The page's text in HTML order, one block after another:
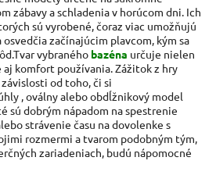
zábavy a schladenia v horúcom dni. Ich
sú vyrobené, čoraz viac umožňujú
začínajúcim plavcom, kým sa
Tvar vybraného bazéna určuje nielen
komfort používania. Zážitok z hry
od toho, či si
, oválny alebo obdĺžnikový model
sú dobrým nápadom na spestrenie
strávenie času na dovolenke s
rozmermi a tvarom podobným tým,
zariadeniach, budú nápomocné